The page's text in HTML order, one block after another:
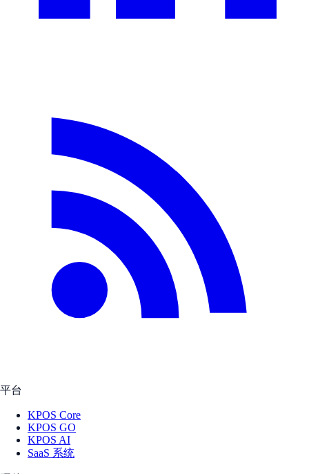
平台
KPOS Core
KPOS GO
KPOS AI
SaaS 系统